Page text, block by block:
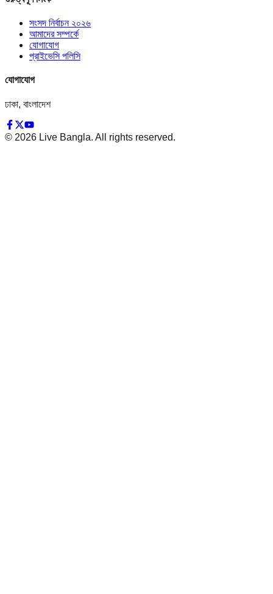
সংসদ নির্বাচন ২০২৬
আমাদের সম্পর্কে
যোগাযোগ
প্রাইভেসি পলিসি
যোগাযোগ
ঢাকা, বাংলাদেশ
© 2026 Live Bangla. All rights reserved.